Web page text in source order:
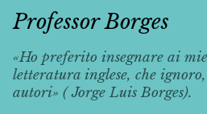
Professor Borges
«Ho preferito insegnare ai
letteratura inglese, che
autori» ( Jorge Luis Borges).